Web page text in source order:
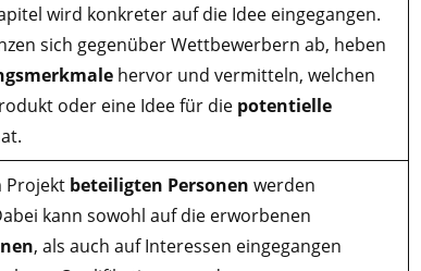
wird konkreter auf die Idee eingegangen.
sich gegenüber Wettbewerbern ab, heben
hervor und vermitteln, welchen
oder eine Idee für die potentielle
Projekt beteiligten Personen werden
kann sowohl auf die erworbenen
, als auch auf Interessen eingegangen